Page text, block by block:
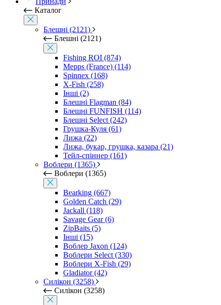
Каталог
Блешні (2121)
Блешні (2121)
Fishing ROI (874)
Mepps (France) (114)
Spinnex (168)
X-Fish (258)
Інші (2)
Блешні Flagman (84)
Блешні FUNFISH (114)
Блешні Select (242)
Грушка-Куля (61)
Лижа (22)
Лижа, букар, грушка, казара (21)
Тейл-спіннер (161)
Воблери (1365)
Воблери (1365)
Bearking (667)
Golden Catch (29)
Jackall (118)
Savage Gear (6)
ZipBaits (5)
Інші (15)
Воблер Jaxon (124)
Воблери Select (330)
Воблери X-Fish (29)
Gladiator (42)
Силікон (3258)
Силікон (3258)